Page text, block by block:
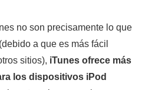
no son precisamente lo que
a que es más fácil
sitios), iTunes ofrece más
los dispositivos iPod